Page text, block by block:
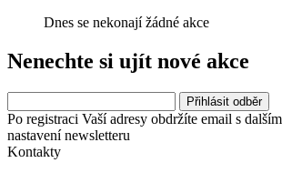
Dnes se nekonají žádné akce
Nenechte si ujít nové akce
Po registraci Vaší adresy obdržíte email s
nastavení newsletteru
Kontakty